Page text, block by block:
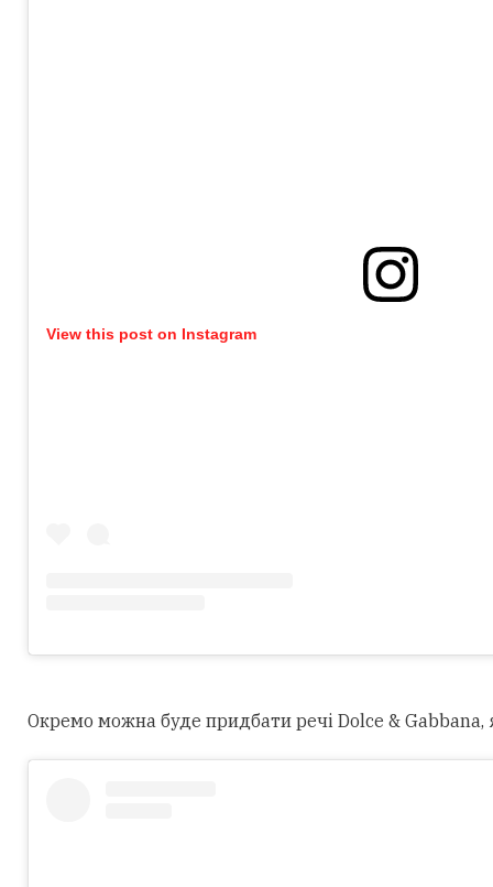
View this post on Instagram
Окремо можна буде придбати речі Dolce & Gabbana,